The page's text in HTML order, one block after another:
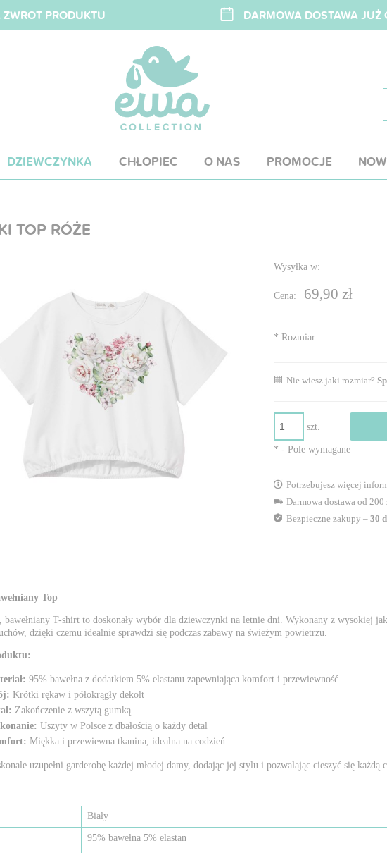
PRODUKTU DARMOWA DOSTAWA JUŻ
DZIEWCZYNKA CHŁOPIEC O NAS PROMOCJE
TOP RÓŻE
Wysyłka w:
Cena: 69,90 zł
* Rozmiar:
Nie wiesz jaki rozmiar?
szt.
* - Pole wymagane
Potrzebujesz więcej
Darmowa dostawa od 200
Bezpieczne zakupy –30
Top
T-shirt to doskonały wybór dla dziewczynki na letnie dni. Wykonany z wysokiej
dzięki czemu idealnie sprawdzi się podczas zabawy na świeżym powietrzu.
95% bawełna z dodatkiem 5% elastanu zapewniająca komfort i przewiewność
Krótki rękaw i półokrągły dekolt
Zakończenie z wszytą gumką
Uszyty w Polsce z dbałością o każdy detal
Miękka i przewiewna tkanina, idealna na codzień
uzupełni garderobę każdej młodej damy, dodając jej stylu i pozwalając cieszyć się każdą
Biały
95% bawełna 5% elastan